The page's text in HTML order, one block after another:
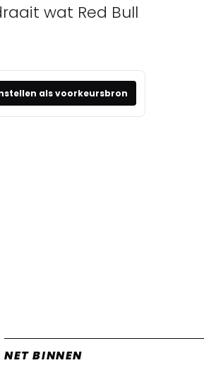
wat Red Bull
als voorkeursbron
NET BINNEN